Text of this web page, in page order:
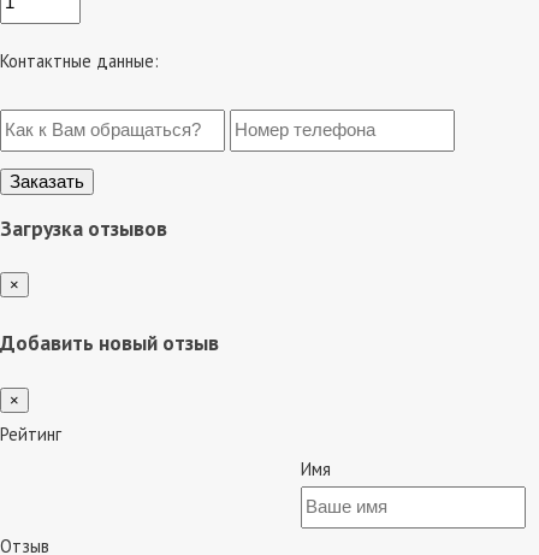
Контактные данные:
Загрузка отзывов
×
Добавить новый отзыв
×
Рейтинг
Имя
Отзыв